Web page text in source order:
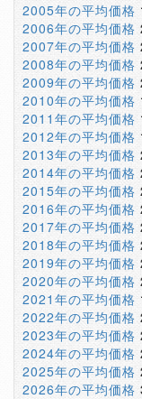
2005年の平均価格
2006年の平均価格
2007年の平均価格
2008年の平均価格
2009年の平均価格
2010年の平均価格
2011年の平均価格
2012年の平均価格
2013年の平均価格
2014年の平均価格
2015年の平均価格
2016年の平均価格
2017年の平均価格
2018年の平均価格
2019年の平均価格
2020年の平均価格
2021年の平均価格
2022年の平均価格
2023年の平均価格
2024年の平均価格
2025年の平均価格
2026年の平均価格